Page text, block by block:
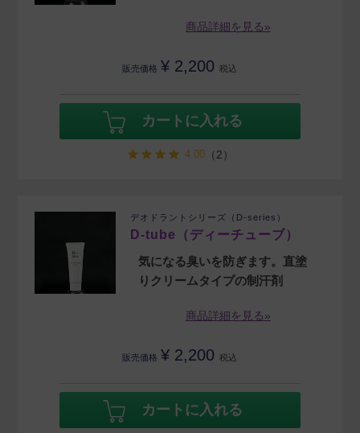
商品詳細を見る»
販売価格 ¥ 2,200 税込
カートに入れる
4.00 （2）
デオドラントシリーズ（D-series）
D-tube（ディーチューブ）
気になる臭いを防ぎます。直塗
りクリームタイプの制汗剤
商品詳細を見る»
販売価格 ¥ 2,200 税込
カートに入れる